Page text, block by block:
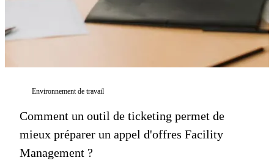
Environnement de travail
Comment un outil de ticketing permet de
mieux préparer un appel d'offres Facility
Management ?